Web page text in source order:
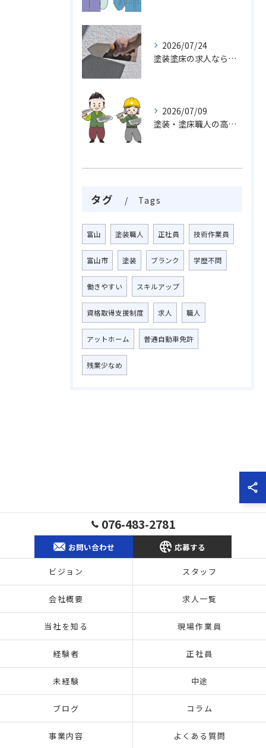
2026/07/24
塗装塗床の求人なら…活躍出来る職場未経験・経験者でも求めております。
2026/07/09
塗装・塗床職人の高い技術力、魅力がいっぱい挑戦しませんか
タグ Tags
富山 塗装職人 正社員 技術作業員
富山市 塗装 ブランク 学歴不問
働きやすい スキルアップ
資格取得支援制度 求人 職人
アットホーム 普通自動車免許
残業少なめ
076-483-2781
お問い合わせ 応募する
ビジョン スタッフ
会社概要 求人一覧
当社を知る 現場作業員
経験者 正社員
未経験 中途
ブログ コラム
事業内容 よくある質問